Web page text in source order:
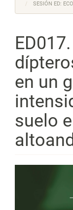
SESIÓN ED:
en un
suelo
lateral